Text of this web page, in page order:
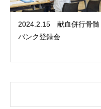
2024.2.15 献血併行骨髄
バンク登録会